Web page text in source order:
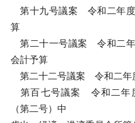
第十九号議案 令和二年度
算
第二十一号議案 令和二年
会計予算
第二十二号議案 令和二年
第百七号議案 令和二年
（第二号）中